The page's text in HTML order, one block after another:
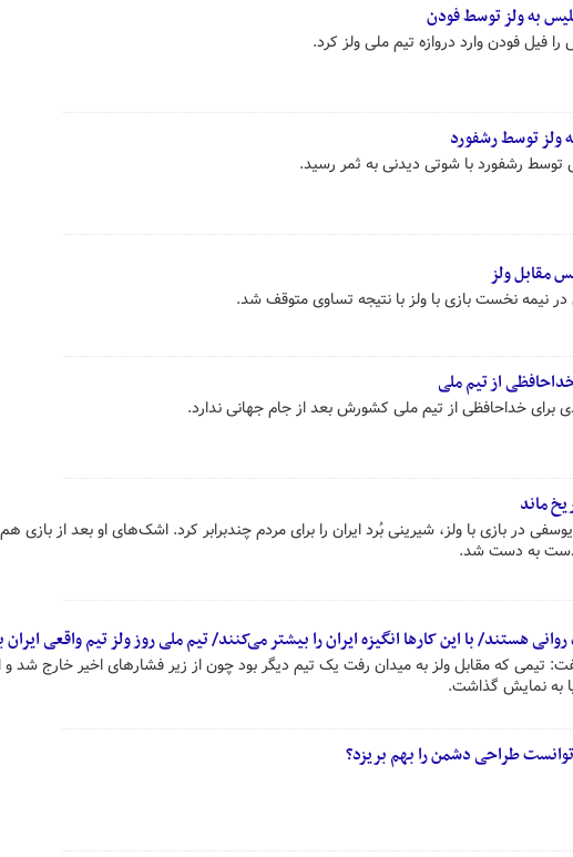
به ولز توسط فودن
فیل فودن وارد دروازه تیم ملی ولز کرد.
ولز توسط رشفورد
توسط رشفورد با شوتی دیدنی به ثمر رسید.
مقابل ولز
در نیمه نخست بازی با ولز با نتیجه تساوی متوقف شد.
از تیم ملی
برای خداحافظی از تیم ملی کشورش بعد از جام جهانی ندارد.
ماند
در بازی با ولز، شیرینی بُرد ایران را برای مردم چندبرابر کرد. اشک‌های او بعد از بازی
دست به دست شد.
هستند/ با این کارها انگیزه ایران را بیشتر می‌کنند/ تیم ملی روز ولز تیم واقعی ایران
تیمی که مقابل ولز به میدان رفت یک تیم دیگر بود چون از زیر فشارهای اخیر خارج شد و
به نمایش گذاشت.
طراحی دشمن را بهم بریزد؟